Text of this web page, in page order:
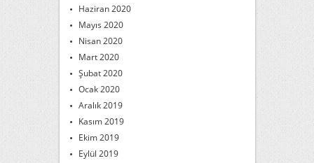
Haziran 2020
Mayıs 2020
Nisan 2020
Mart 2020
Şubat 2020
Ocak 2020
Aralık 2019
Kasım 2019
Ekim 2019
Eylül 2019